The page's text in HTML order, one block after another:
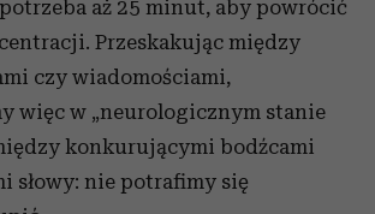
aż 25 minut, aby powrócić
Przeskakując między
czy wiadomościami,
więc w „neurologicznym stanie
konkurującymi bodźcami
słowy: nie potrafimy się